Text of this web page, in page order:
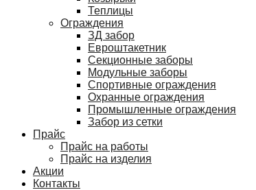
Теплицы
Ограждения
ЗД забор
Евроштакетник
Секционные заборы
Модульные заборы
Спортивные ограждения
Охранные ограждения
Промышленные ограждения
Забор из сетки
Прайс
Прайс на работы
Прайс на изделия
Акции
Контакты